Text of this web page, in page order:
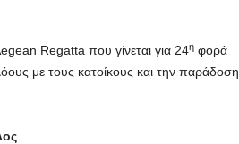
Regatta που γίνεται για 24ηφορά
με τους κατοίκους και την παράδοση